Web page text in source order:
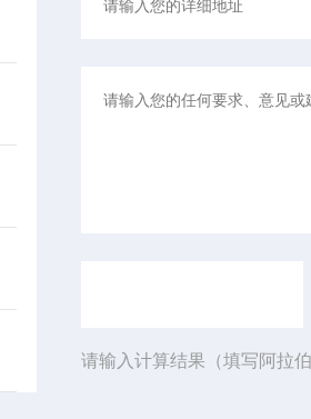
请输入计算结果（填写阿拉